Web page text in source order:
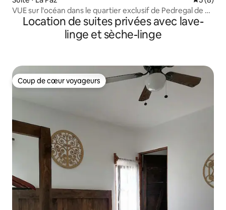
VUE sur l'océan dans le quartier exclusif de Pedregal de La
PazLocation de suites privées avec lave-
linge et sèche-linge
Coup de cœur voyageurs
Coup de cœur voyageurs